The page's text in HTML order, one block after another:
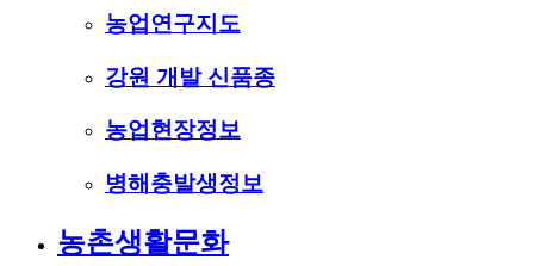
농업연구지도
강원 개발 신품종
농업현장정보
병해충발생정보
농촌생활문화